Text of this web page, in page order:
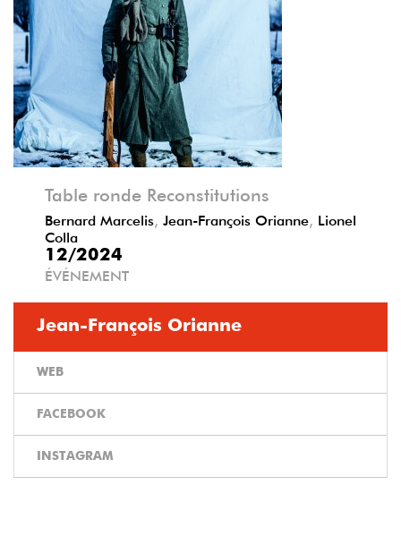
Table ronde Reconstitutions
Bernard Marcelis Jean-François Orianne Lionel
Colla
12/2024
ÉVÉNEMENT
Jean-François Orianne
WEB
FACEBOOK
INSTAGRAM